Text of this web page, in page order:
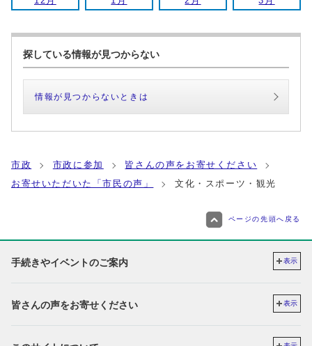
探している情報が見つからない
情報が見つからないときは
市政 市政に参加
皆さんの声をお寄せください
お寄せいただいた「市民の声」
文化・スポーツ・観光
ページの先頭へ戻る
手続きやイベントのご案内 表示
皆さんの声をお寄せください 表示